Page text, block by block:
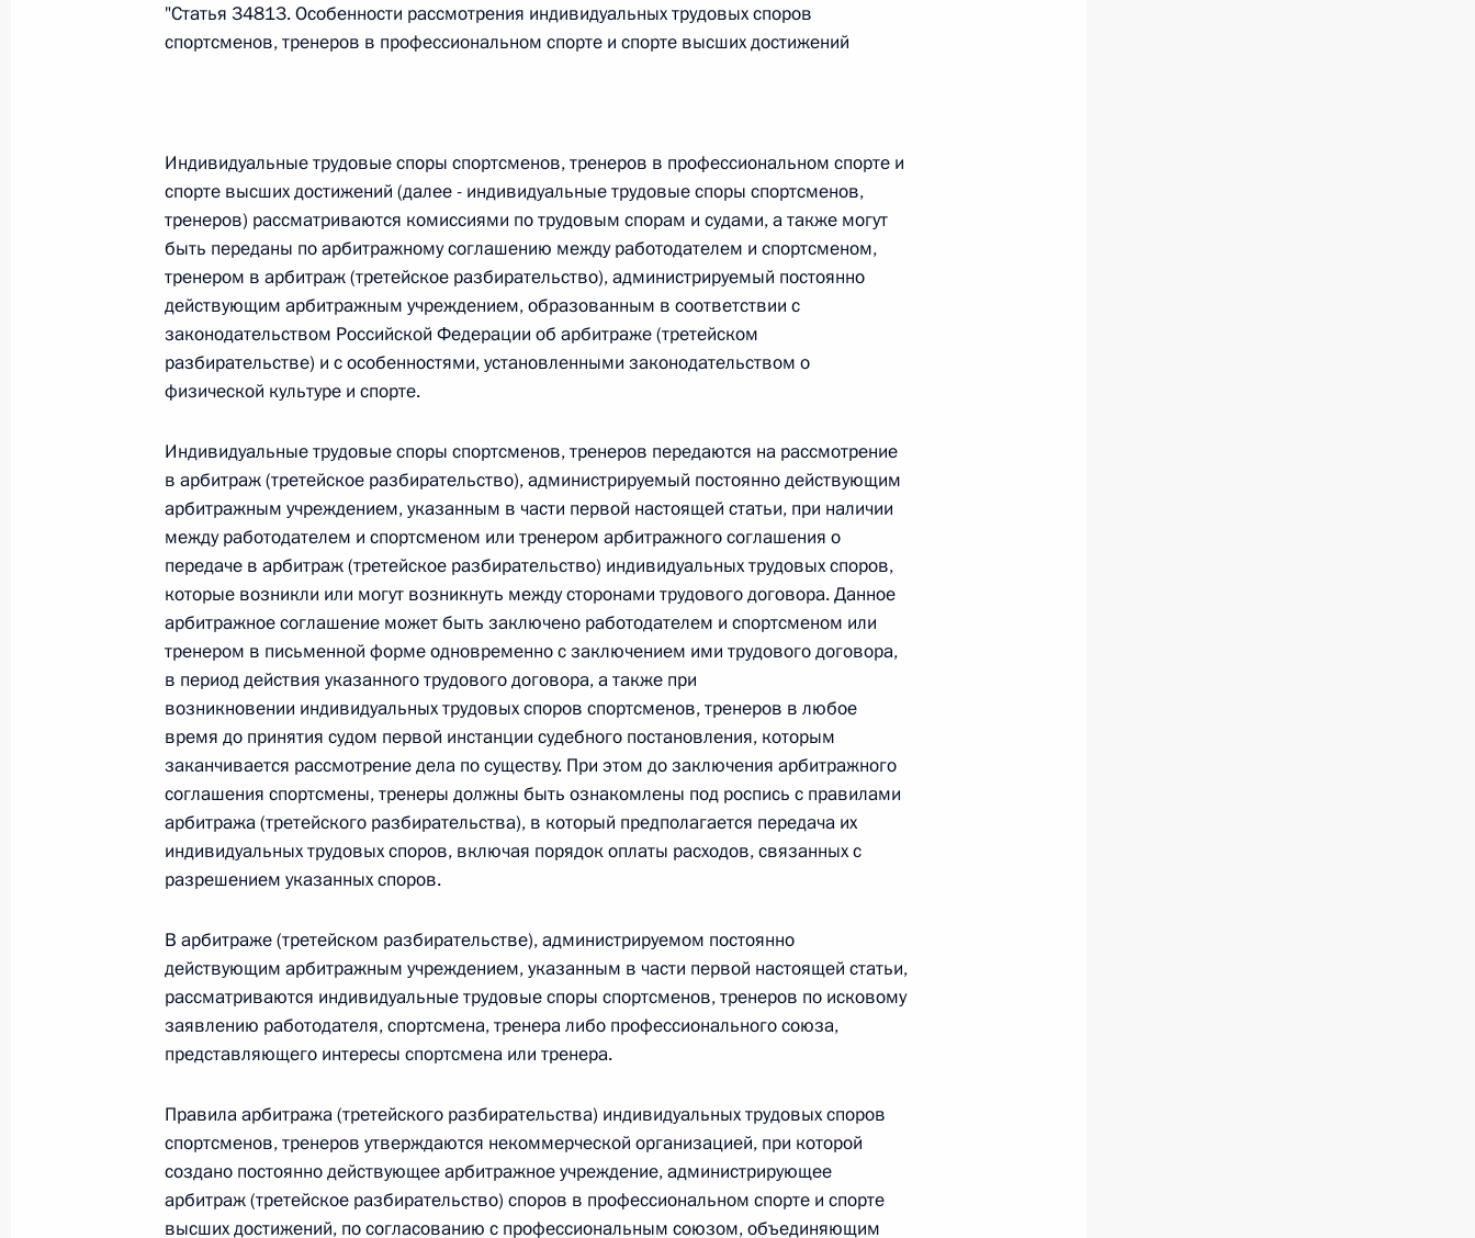
Федеральный закон от 26.07.2026 г. № 246-ФЗ
Федеральный закон от 26.07.2026 г. № 268-ФЗ
О внесении изменений в Федеральный закон «О пробации в Российской Федерации»
26 июля 2026 года
Федеральный закон от 26.07.2026 г. № 267-ФЗ
и добровольчестве (волонтерстве)»
26 июля 2026 года
Федеральный закон от 26.07.2026 г. № 251-ФЗ
О внесении изменений в Уголовный кодекс Российской Федерации и статьи 31 и 151 Уголовно-
процессуального кодекса Российской Федерации
26 июля 2026 года
Федеральный закон от 26.07.2026 г. № 264-ФЗ
О внесении изменений в статью 13–2 Федерального закона «Об актах гражданского состояния»
и признании утратившим силу пункта 1 части 13 статьи 3 Федерального закона «О внесении
Федеральный закон от 26.07.2026 г. № 270-ФЗ
О внесении изменения в статью 10 Федерального закона «Об автономных учреждениях»
Федеральный закон от 26.07.2026 г. № 244-ФЗ
О ратификации Соглашения между Правительством Российской Федерации и Кабинетом
"Статья 34813. Особенности рассмотрения индивидуальных трудовых споров
спортсменов, тренеров в профессиональном спорте и спорте высших достижений
Индивидуальные трудовые споры спортсменов, тренеров в профессиональном спорте и
спорте высших достижений (далее - индивидуальные трудовые споры спортсменов,
тренеров) рассматриваются комиссиями по трудовым спорам и судами, а также могут
быть переданы по арбитражному соглашению между работодателем и спортсменом,
тренером в арбитраж (третейское разбирательство), администрируемый постоянно
действующим арбитражным учреждением, образованным в соответствии с
законодательством Российской Федерации об арбитраже (третейском
разбирательстве) и с особенностями, установленными законодательством о
физической культуре и спорте.
Индивидуальные трудовые споры спортсменов, тренеров передаются на рассмотрение
в арбитраж (третейское разбирательство), администрируемый постоянно действующим
арбитражным учреждением, указанным в части первой настоящей статьи, при наличии
между работодателем и спортсменом или тренером арбитражного соглашения о
передаче в арбитраж (третейское разбирательство) индивидуальных трудовых споров,
которые возникли или могут возникнуть между сторонами трудового договора. Данное
арбитражное соглашение может быть заключено работодателем и спортсменом или
тренером в письменной форме одновременно с заключением ими трудового договора,
в период действия указанного трудового договора, а также при
возникновении индивидуальных трудовых споров спортсменов, тренеров в любое
время до принятия судом первой инстанции судебного постановления, которым
заканчивается рассмотрение дела по существу. При этом до заключения арбитражного
соглашения спортсмены, тренеры должны быть ознакомлены под роспись с правилами
арбитража (третейского разбирательства), в который предполагается передача их
индивидуальных трудовых споров, включая порядок оплаты расходов, связанных с
разрешением указанных споров.
В арбитраже (третейском разбирательстве), администрируемом постоянно
действующим арбитражным учреждением, указанным в части первой настоящей статьи,
рассматриваются индивидуальные трудовые споры спортсменов, тренеров по исковому
заявлению работодателя, спортсмена, тренера либо профессионального союза,
представляющего интересы спортсмена или тренера.
Правила арбитража (третейского разбирательства) индивидуальных трудовых споров
спортсменов, тренеров утверждаются некоммерческой организацией, при которой
создано постоянно действующее арбитражное учреждение, администрирующее
арбитраж (третейское разбирательство) споров в профессиональном спорте и спорте
высших достижений, по согласованию с профессиональным союзом, объединяющим